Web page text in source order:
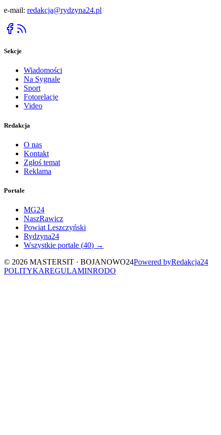
e-mail: redakcja@rydzyna24.pl
Sekcje
Wiadomości
Na Sygnale
Sport
Fotorelacje
Video
Redakcja
O nas
Kontakt
Zgłoś temat
Reklama
Portale
MG24
NaszRawicz
Powiat Leszczyński
Rydzyna24
Wszystkie portale (40) →
© 2026 MASTERSIT · BOJANOWO24Powered byRedakcja24
POLITYKAREGULAMINRODO